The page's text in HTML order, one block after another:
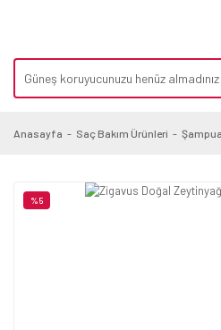
Anasayfa Saç Bakım Ürünleri
%5